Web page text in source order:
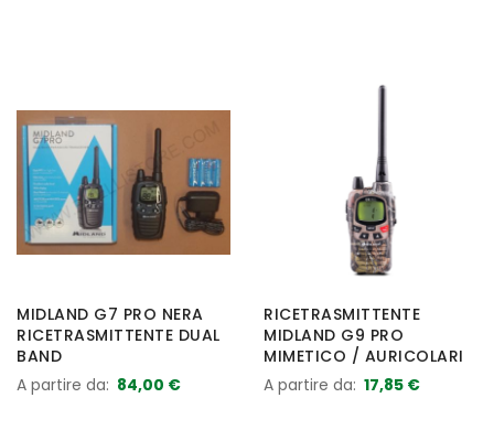
MIDLAND G7 PRO NERA
RICETRASMITTENTE DUAL
BAND
A partire da 84,00 €
RICETRASMITTENTE
MIDLAND G9 PRO
MIMETICO / AURICOLARI
A partire da 17,85 €